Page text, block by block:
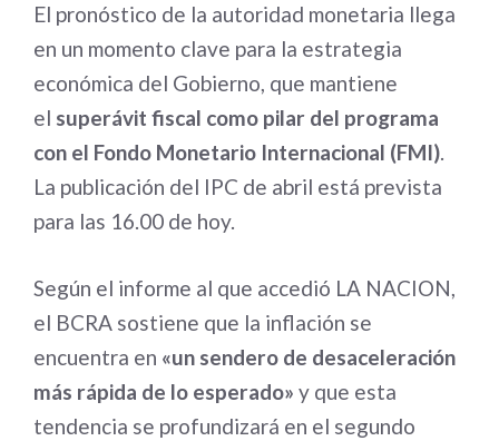
El pronóstico de la autoridad monetaria llega
en un momento clave para la estrategia
económica del Gobierno, que mantiene
el superávit fiscal como pilar del programa
con el Fondo Monetario Internacional (FMI).
La publicación del IPC de abril está prevista
para las 16.00 de hoy.
Según el informe al que accedió LA NACION,
el BCRA sostiene que la inflación se
encuentra en «un sendero de desaceleración
más rápida de lo esperado» y que esta
tendencia se profundizará en el segundo